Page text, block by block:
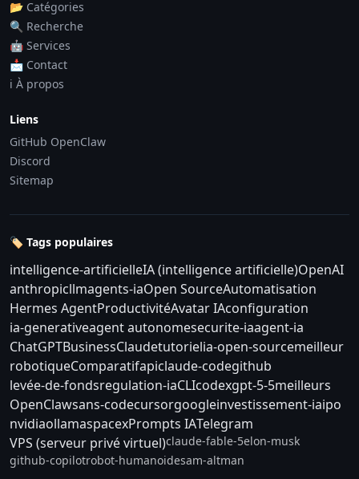
📂 Catégories
🔍 Recherche
🤖 Services
📩 Contact
ℹ️ À propos
Liens
GitHub OpenClaw
Discord
Sitemap
🏷️ Tags populaires
intelligence-artificielleIA (intelligence artificielle)OpenAI
anthropicllmagents-iaOpen SourceAutomatisation
Hermes AgentProductivitéAvatar IAconfiguration
ia-generativeagent autonomesecurite-iaagent-ia
ChatGPTBusinessClaudetutorielia-open-sourcemeilleur
robotiqueComparatifapiclaude-codegithub
levée-de-fondsregulation-iaCLIcodexgpt-5-5meilleurs
OpenClawsans-codecursorgoogleinvestissement-iaipo
nvidiaollamaspacexPrompts IATelegram
VPS (serveur privé virtuel)claude-fable-5elon-musk
github-copilotrobot-humanoidesam-altman